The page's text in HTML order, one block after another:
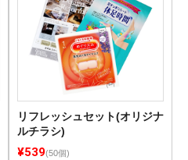
リフレッシュセット(オリジナ
ルチラシ)
¥539(50個)